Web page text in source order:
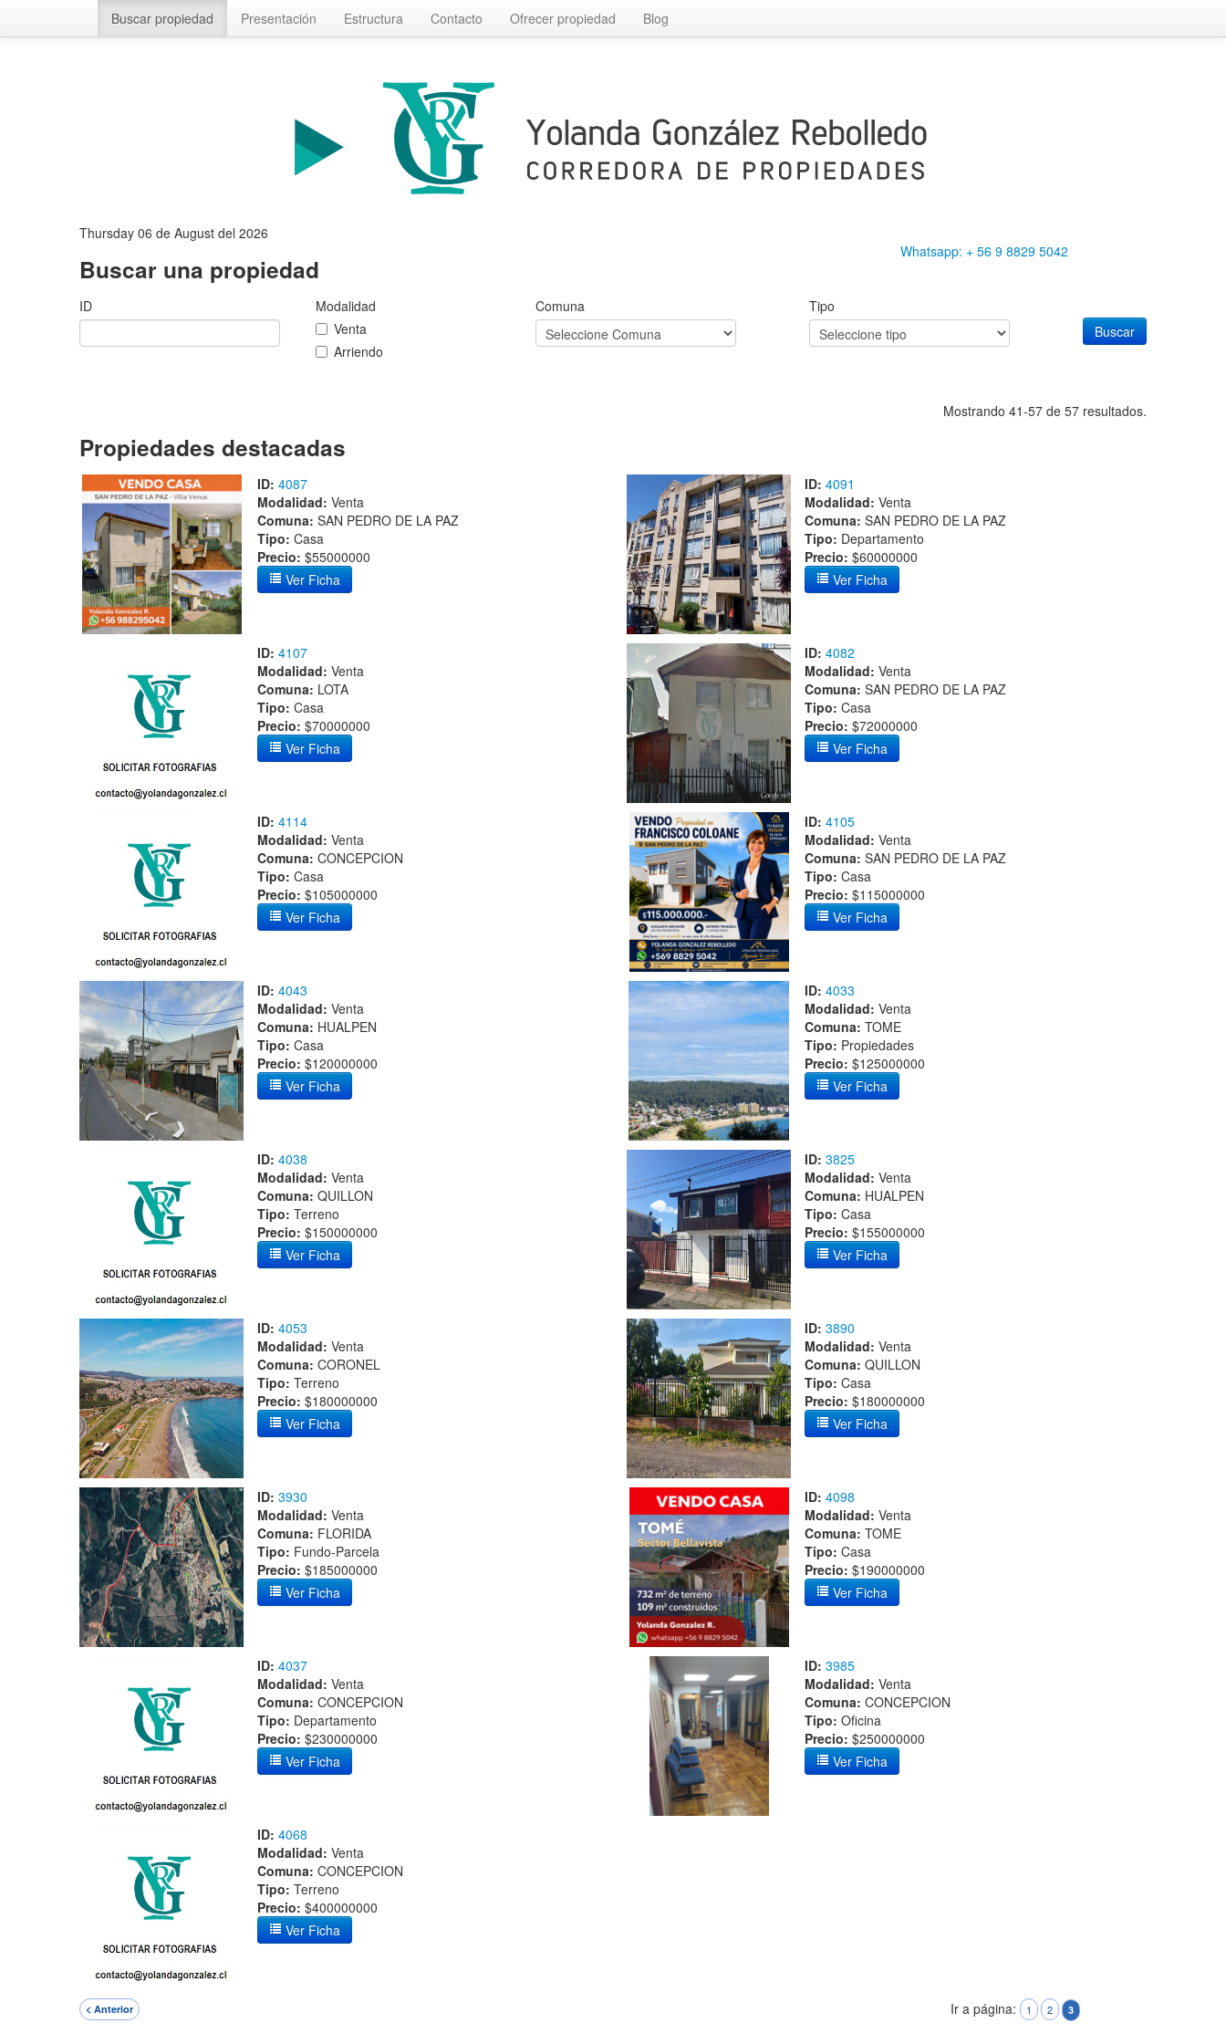
Buscar propiedad Presentación Estructura Contacto Ofrecer propiedad Blog
Thursday 06 de August del 2026
Buscar una propiedad
Whatsapp: + 56 9 8829 5042
ID
Modalidad
Venta
Arriendo
Comuna
Tipo
Buscar
Mostrando 41-57 de 57 resultados.
Propiedades destacadas
ID: 4087
Modalidad: Venta
Comuna: SAN PEDRO DE LA PAZ
Tipo: Casa
Precio: $55000000
Ver Ficha
ID: 4091
Modalidad: Venta
Comuna: SAN PEDRO DE LA PAZ
Tipo: Departamento
Precio: $60000000
Ver Ficha
ID: 4107
Modalidad: Venta
Comuna: LOTA
Tipo: Casa
Precio: $70000000
Ver Ficha
ID: 4082
Modalidad: Venta
Comuna: SAN PEDRO DE LA PAZ
Tipo: Casa
Precio: $72000000
Ver Ficha
ID: 4114
Modalidad: Venta
Comuna: CONCEPCION
Tipo: Casa
Precio: $105000000
Ver Ficha
ID: 4105
Modalidad: Venta
Comuna: SAN PEDRO DE LA PAZ
Tipo: Casa
Precio: $115000000
Ver Ficha
ID: 4043
Modalidad: Venta
Comuna: HUALPEN
Tipo: Casa
Precio: $120000000
Ver Ficha
ID: 4033
Modalidad: Venta
Comuna: TOME
Tipo: Propiedades
Precio: $125000000
Ver Ficha
ID: 4038
Modalidad: Venta
Comuna: QUILLON
Tipo: Terreno
Precio: $150000000
Ver Ficha
ID: 3825
Modalidad: Venta
Comuna: HUALPEN
Tipo: Casa
Precio: $155000000
Ver Ficha
ID: 4053
Modalidad: Venta
Comuna: CORONEL
Tipo: Terreno
Precio: $180000000
Ver Ficha
ID: 3890
Modalidad: Venta
Comuna: QUILLON
Tipo: Casa
Precio: $180000000
Ver Ficha
ID: 3930
Modalidad: Venta
Comuna: FLORIDA
Tipo: Fundo-Parcela
Precio: $185000000
Ver Ficha
ID: 4098
Modalidad: Venta
Comuna: TOME
Tipo: Casa
Precio: $190000000
Ver Ficha
ID: 4037
Modalidad: Venta
Comuna: CONCEPCION
Tipo: Departamento
Precio: $230000000
Ver Ficha
ID: 3985
Modalidad: Venta
Comuna: CONCEPCION
Tipo: Oficina
Precio: $250000000
Ver Ficha
ID: 4068
Modalidad: Venta
Comuna: CONCEPCION
Tipo: Terreno
Precio: $400000000
Ver Ficha
Ir a página:
< Anterior 1 2 3